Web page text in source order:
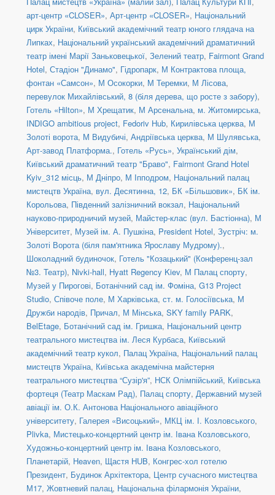
арт-центр «CLOSER», Арт-центр «CLOSER», Національний
цирк України, Київський академічний театр юного глядача на
Липках, Національний український академічний драматичний
театр імені Марії Заньковецької, Зелений театр, Fairmont Grand
Hotel, Стадіон "Динамо", Гідропарк, М Контрактова площа,
фонтан «Самсон», М Осокорки, М Теремки, М Лісова,
перевулок Михайлівський, 8 (біля дерева, що росте з забору),
Готель «Hilton», М Хрещатик, М Арсенальна, м. Житомирська,
INDIGO ambitious project, Fedoriv Hub, Кирилівська церква, М
Золоті ворота, М Видубичі, Андріївська церква, М Шулявська,
Арт-завод Платформа., Готель «Русь», Український дім,
Київський драматичний театр "Браво", Fairmont Grand Hotel
Kyiv_312 місць, М Дніпро, М Іпподром, Національний палац
мистецтв Україна, вул. Десятинна, 12, БК «Більшовик», БК ім.
Корольова, Південний залізничний вокзал, Національний
науково-природничий музей, Майстер-клас (вул. Бастіонна), М
Університет, Музей ім. А. Пушкіна, President Hotel, Зустріч: м.
Золоті Ворота (біля пам'ятника Ярославу Мудрому).,
Шоколадний будиночок, Готель "Козацький" (Конференц-зал
№3. Театр), Nivki-hall, Hyatt Regency Kiev, М Палац спорту,
Музей у Пирогові, Ботанічний сад ім. Фоміна, G13 Project
Studio, Співоче поле, М Харківська, ст. м. Голосіївська, М
Дружби народів, Причал, М Мінська, SKY family PARK,
BelEtage, Ботанічний сад ім. Гришка, Національний центр
театрального мистецтва ім. Леся Курбаса, Київський
академічний театр кукол, Палац Україна, Національний палац
мистецтв Україна, Київська академічна майстерня
театрального мистецтва “Сузір'я”, НСК Олімпійський, Київська
фортеця (Театр Маскам Рад), Палац спорту, Державний музей
авіації ім. О.К. Антонова Національного авіаційного
університету, Галерея «Висоцький», МКЦ ім. І. Козловського,
Plivka, Мистецько-концертний центр ім. Івана Козловського,
Художньо-концертний центр ім. Івана Козловського,
Планетарій, Heaven, Щастя HUB, Конгрес-хол готелю
Президент, Будинок Архітектора, Центр сучасного мистецтва
М17, Жовтневий палац, Національна філармонія України,